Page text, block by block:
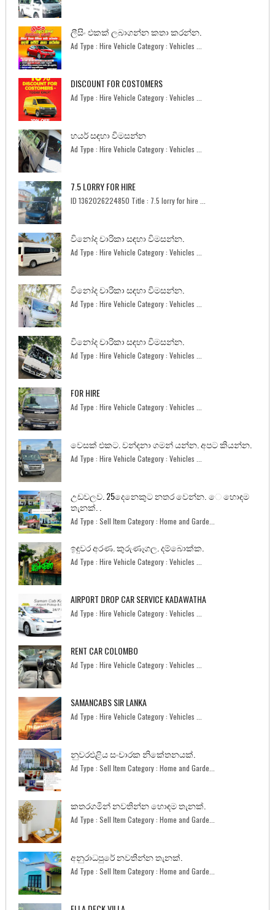
ලීසිං එකක් ලබාගන්න කතා කරන්න.
Ad Type : Hire Vehicle Category : Vehicles ...
DISCOUNT FOR COSTOMERS
Ad Type : Hire Vehicle Category : Vehicles ...
හයර් සඳහා විමසන්න
Ad Type : Hire Vehicle Category : Vehicles ...
7.5 LORRY FOR HIRE
ID 1362026224850 Title : 7.5 lorry for hire ...
විනෝද චාරිකා සඳහා විමසන්න.
Ad Type : Hire Vehicle Category : Vehicles ...
විනෝද චාරිකා සඳහා විමසන්න.
Ad Type : Hire Vehicle Category : Vehicles ...
විනෝද චාරිකා සඳහා විමසන්න.
Ad Type : Hire Vehicle Category : Vehicles ...
FOR HIRE
Ad Type : Hire Vehicle Category : Vehicles ...
වෙසක් එකට. වන්දනා ගමන් යන්න. අපට කියන්න.
Ad Type : Hire Vehicle Category : Vehicles ...
උඩවලව. 25දෙනෙකුට නතර වෙන්න. ෙ හොඳම
තැනක්. .
Ad Type : Sell Item Category : Home and Garde...
ඉඳුවර අරණ. කුරුණෑගල. දම්බොක්ක.
Ad Type : Hire Vehicle Category : Vehicles ...
AIRPORT DROP CAR SERVICE KADAWATHA
Ad Type : Hire Vehicle Category : Vehicles ...
RENT CAR COLOMBO
Ad Type : Hire Vehicle Category : Vehicles ...
SAMANCABS SIR LANKA
Ad Type : Hire Vehicle Category : Vehicles ...
නුවරඑළිය සංචාරක නිකේතනයක්.
Ad Type : Sell Item Category : Home and Garde...
කතරගමින් නවතින්න හොඳම තැනක්.
Ad Type : Sell Item Category : Home and Garde...
අනුරාධපුරේ නවතින්න තැනක්.
Ad Type : Sell Item Category : Home and Garde...